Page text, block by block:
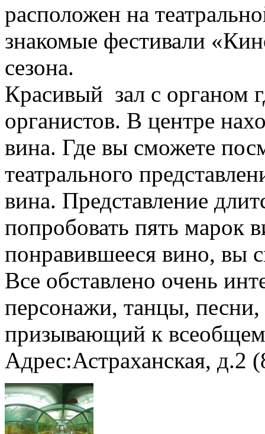
расположен на
знакомые фестивали
сезона.
Красивый зал с органом
органистов. В центре
вина. Где вы сможете
театрального
вина. Представление
попробовать пять марок
понравившееся вино, вы
Все обставлено очень
персонажи, танцы,
призывающий к
Адрес:Астраханская, д.2